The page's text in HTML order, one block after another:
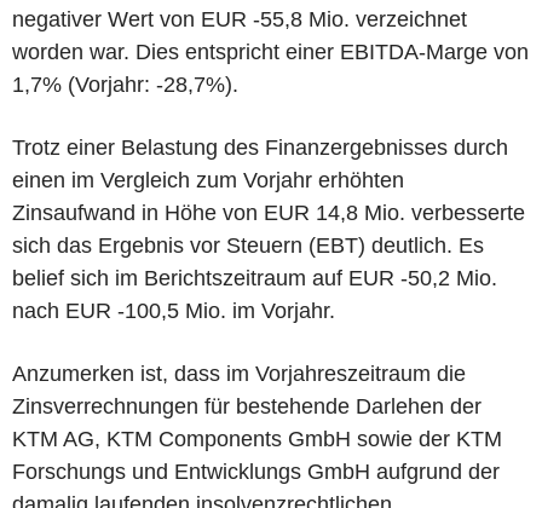
negativer Wert von EUR -55,8 Mio. verzeichnet
worden war. Dies entspricht einer EBITDA-Marge von
1,7% (Vorjahr: -28,7%).
Trotz einer Belastung des Finanzergebnisses durch
einen im Vergleich zum Vorjahr erhöhten
Zinsaufwand in Höhe von EUR 14,8 Mio. verbesserte
sich das Ergebnis vor Steuern (EBT) deutlich. Es
belief sich im Berichtszeitraum auf EUR -50,2 Mio.
nach EUR -100,5 Mio. im Vorjahr.
Anzumerken ist, dass im Vorjahreszeitraum die
Zinsverrechnungen für bestehende Darlehen der
KTM AG, KTM Components GmbH sowie der KTM
Forschungs und Entwicklungs GmbH aufgrund der